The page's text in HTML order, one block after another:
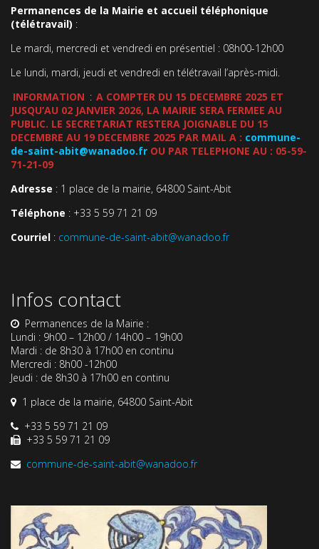
Permanences de la Mairie et accueil téléphonique
(télétravail) :
Le mardi, mercredi et vendredi en présentiel : 08h00-12h00
Le lundi, mardi, jeudi et vendredi en télétravail l’après-midi.
INFORMATION : A COMPTER DU 15 DECEMBRE 2025 ET
JUSQU’AU 02 JANVIER 2026, LA MAIRIE SERA FERMEE AU
PUBLIC. LE SECRETARIAT RESTERA JOIGNABLE DU 15
DECEMBRE AU 19 DECEMBRE 2025 PAR MAIL A : commune-
de-saint-abit@wanadoo.fr OU PAR TELEPHONE AU : 05-59-
71-21-09
Adresse : 1 place de la mairie, 64800 Saint-Abit
Téléphone : +33 5 59 71 21 09
Courriel : commune-de-saint-abit@wanadoo.fr
Infos contact
Permanences de la Mairie :
Lundi : 9h00 – 12h00 / 14h00 – 19h00
Mardi : de 8h30 à 17h00 en continu
Mercredi : 8h00 -12h00
Jeudi : de 8h30 à 17h00 en continu
1 place de la mairie, 64800 Saint-Abit
+33 5 59 71 21 09
+33 5 59 71 21 09
commune-de-saint-abit@wanadoo.fr